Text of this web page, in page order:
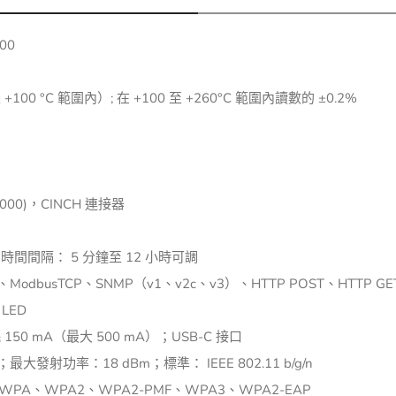
°C 範圍內）; 在 +100 至 +260°C 範圍內讀數的 ±0.2%
，CINCH 連接器
間間隔： 5 分鐘至 12 小時可調
ModbusTCP、SNMP（v1、v2c、v3）、HTTP POST、HTTP
mA（最大 500 mA）；USB-C 接口
最大發射功率：18 dBm；標準： IEEE 802.11 b/g/n
、WPA2、WPA2-PMF、WPA3、WPA2-EAP